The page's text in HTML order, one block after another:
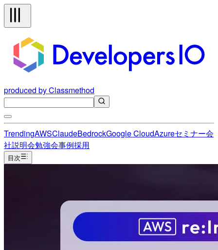
produced by Classmethod
TrendingAWSClaudeBedrockGoogle CloudAzureセミナー会
社説明会勉強会事例採用
目次